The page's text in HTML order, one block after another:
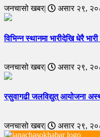
जनचासो खबर| असार २९,
विभिन्न स्थानमा भारीदेखि धेरै भारी
जनचासो खबर| असार २९,
रसुवागढी जलविद्युत् आयोजना
जनचासो खबर| असार २९,